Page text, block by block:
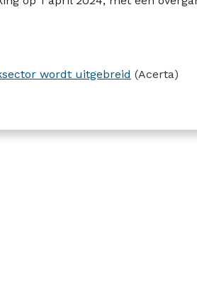
wordt uitgebreid (Acerta)